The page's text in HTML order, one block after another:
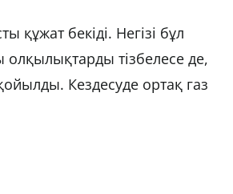
құжат бекіді. Негізі бұл
олқылықтарды тізбелесе де,
Кездесуде ортақ газ